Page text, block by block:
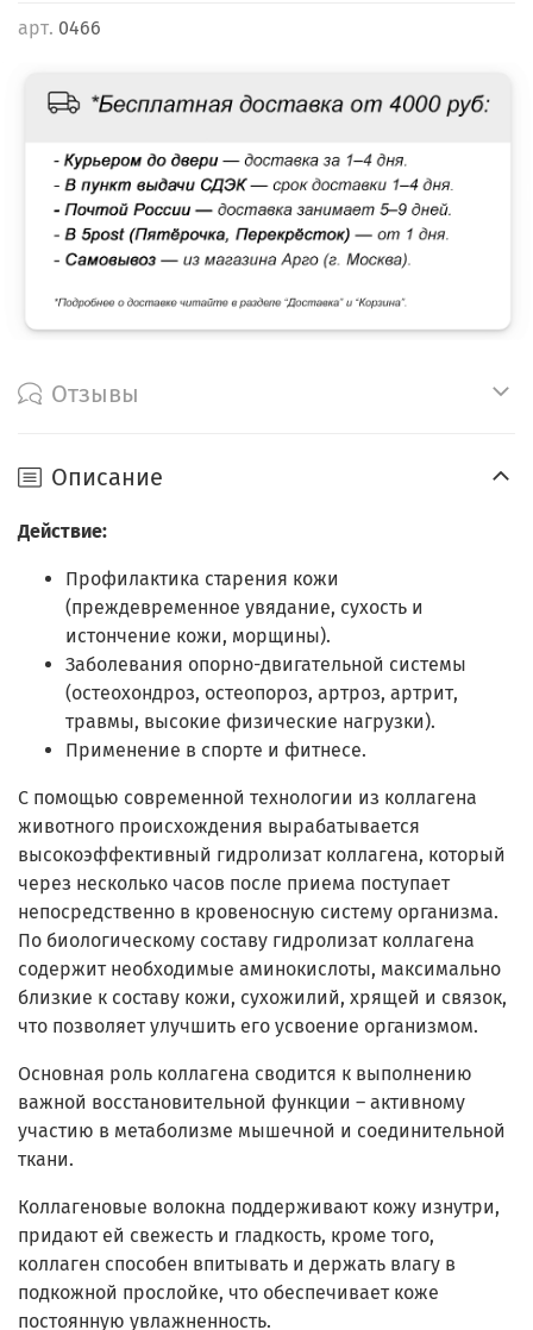
арт. 0466
Отзывы
Описание
Действие:
Профилактика старения кожи
(преждевременное увядание, сухость и
истончение кожи, морщины).
Заболевания опорно-двигательной системы
(остеохондроз, остеопороз, артроз, артрит,
травмы, высокие физические нагрузки).
Применение в спорте и фитнесе.
С помощью современной технологии из коллагена
животного происхождения вырабатывается
высокоэффективный гидролизат коллагена, который
через несколько часов после приема поступает
непосредственно в кровеносную систему организма.
По биологическому составу гидролизат коллагена
содержит необходимые аминокислоты, максимально
близкие к составу кожи, сухожилий, хрящей и связок,
что позволяет улучшить его усвоение организмом.
Основная роль коллагена сводится к выполнению
важной восстановительной функции – активному
участию в метаболизме мышечной и соединительной
ткани.
Коллагеновые волокна поддерживают кожу изнутри,
придают ей свежесть и гладкость, кроме того,
коллаген способен впитывать и держать влагу в
подкожной прослойке, что обеспечивает коже
постоянную увлажненность.